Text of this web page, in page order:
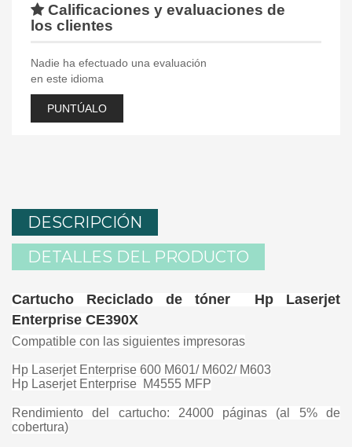
Calificaciones y evaluaciones de
los clientes
Nadie ha efectuado una evaluación
en este idioma
PUNTÚALO
DESCRIPCIÓN
DETALLES DEL PRODUCTO
Cartucho Reciclado de tóner Hp Laserjet
Enterprise CE390X
Compatible con las siguientes impresoras
Hp Laserjet Enterprise 600 M601/ M602/ M603
Hp Laserjet Enterprise M4555 MFP
Rendimiento del cartucho: 24000 páginas (al 5% de
cobertura)